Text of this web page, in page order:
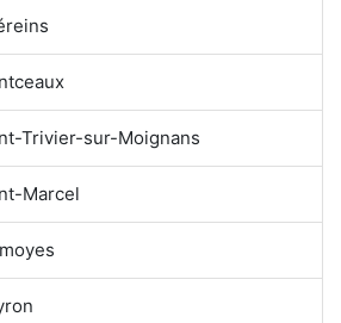
Trivier-sur-Moignans
Marcel